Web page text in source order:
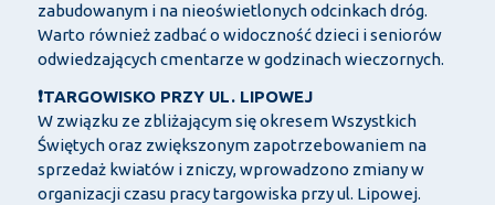
zabudowanym i na nieoświetlonych odcinkach dróg.
Warto również zadbać o widoczność dzieci i seniorów
odwiedzających cmentarze w godzinach wieczornych.
❗TARGOWISKO PRZY UL. LIPOWEJ
W związku ze zbliżającym się okresem Wszystkich
Świętych oraz zwiększonym zapotrzebowaniem na
sprzedaż kwiatów i zniczy, wprowadzono zmiany w
organizacji czasu pracy targowiska przy ul. Lipowej.